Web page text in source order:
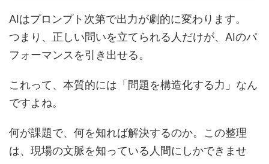
AIはプロンプト次第で出力が劇的に変わります。
つまり、正しい問いを立てられる人だけが、AIのパ
フォーマンスを引き出せる。
これって、本質的には「問題を構造化する力」なん
ですよね。
何が課題で、何を知れば解決するのか。この整理
は、現場の文脈を知っている人間にしかできませ